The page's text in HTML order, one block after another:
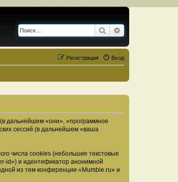
Поиск
Вход
Регистрация
дальнейшем «они», «программное
сессий (в дальнейшем «ваша
числа cookies (небольшие текстовые
id») и идентификатор анонимной
из тем конференции «Mumble.ru» и